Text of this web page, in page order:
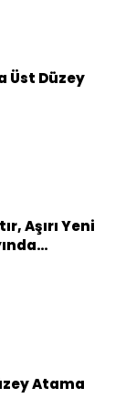
Üst Düzey
Aşırı Yeni
Atama